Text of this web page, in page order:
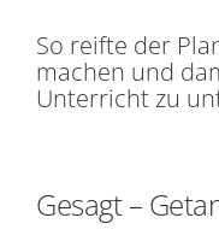
So reifte der
machen und
Unterricht zu
Gesagt –